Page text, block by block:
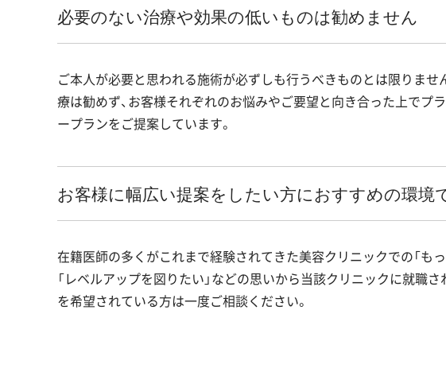
必要のない治療や効果の低いものは勧めません
ご本人が必要と思われる施術が必ずしも行うべきものとは限りませ
療は勧めず、お客様それぞれのお悩みやご要望と向き合った上でプ
ープランをご提案しています。
お客様に幅広い提案をしたい方におすすめの環境
在籍医師の多くがこれまで経験されてきた美容クリニックでの「も
「レベルアップを図りたい」などの思いから当該クリニックに就職
を希望されている方は一度ご相談ください。